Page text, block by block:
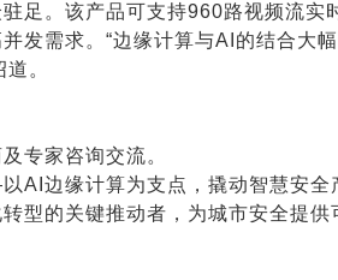
足。该产品可支持960路视频流
发需求。“边缘计算与AI的结合大
。
专家咨询交流。
边缘计算为支点，撬动智慧安全
型的关键推动者，为城市安全提